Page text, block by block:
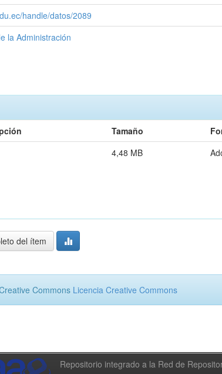
handle/datos/2089
la Administración
Tamaño
4,48 MB
del ítem
Commons Licencia Creative Commons
Repositorio integrado a la Red de